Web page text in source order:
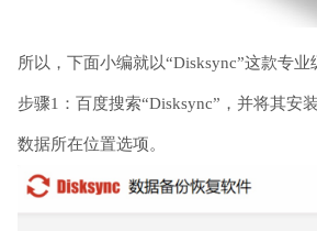
所以，下面小编就以“Disksync”这款专
步骤1：百度搜索“Disksync”，并将其
数据所在位置选项。